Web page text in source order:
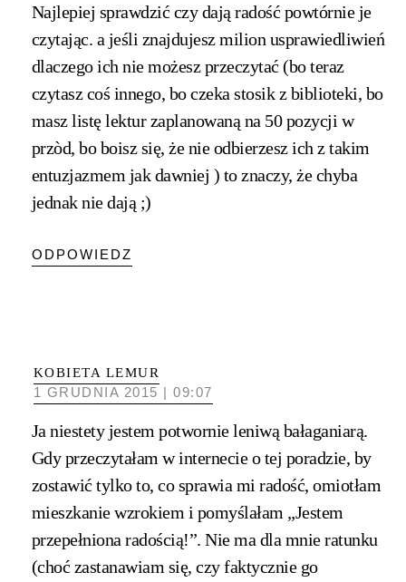
Najlepiej sprawdzić czy dają radość powtórnie je
czytając. a jeśli znajdujesz milion usprawiedliwień
dlaczego ich nie możesz przeczytać (bo teraz
czytasz coś innego, bo czeka stosik z biblioteki, bo
masz listę lektur zaplanowaną na 50 pozycji w
przòd, bo boisz się, że nie odbierzesz ich z takim
entuzjazmem jak dawniej ) to znaczy, że chyba
jednak nie dają ;)
ODPOWIEDZ
KOBIETA LEMUR
1 GRUDNIA 2015 | 09:07
Ja niestety jestem potwornie leniwą bałaganiarą.
Gdy przeczytałam w internecie o tej poradzie, by
zostawić tylko to, co sprawia mi radość, omiotłam
mieszkanie wzrokiem i pomyślałam „Jestem
przepełniona radością!”. Nie ma dla mnie ratunku
(choć zastanawiam się, czy faktycznie go